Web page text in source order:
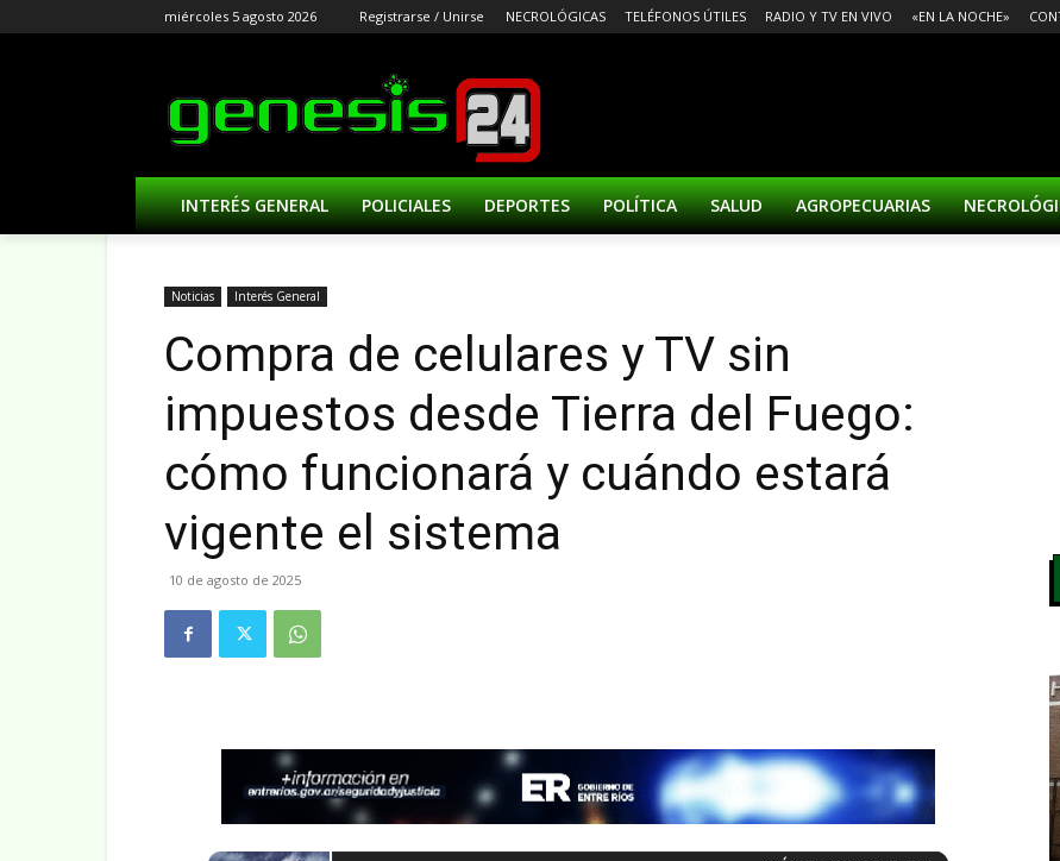
miércoles 5 agosto 2026 Registrarse / Unirse NECROLÓGICAS TELÉFONOS ÚTILES RADIO Y TV EN VIVO «EN LA NOCHE»
INTERÉS GENERAL POLICIALES DEPORTES POLÍTICA SALUD AGROPECUARIAS
Noticias Interés General
Compra de celulares y TV sin
impuestos desde Tierra del Fuego:
cómo funcionará y cuándo estará
vigente el sistema
10 de agosto de 2025